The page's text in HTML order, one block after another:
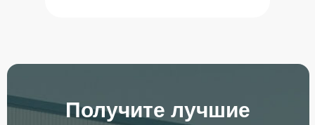
Получите лучшие